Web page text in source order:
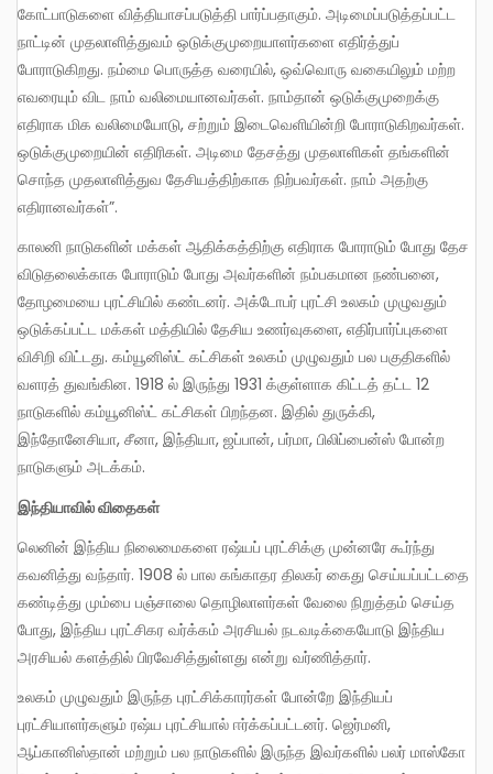
கோட்பாடுகளை வித்தியாசப்படுத்தி பார்ப்பதாகும். அடிமைப்படுத்தப்பட்ட
நாட்டின் முதலாளித்துவம் ஒடுக்குமுறையாளர்களை எதிர்த்துப்
போராடுகிறது. நம்மை பொருத்த வரையில், ஒவ்வொரு வகையிலும் மற்ற
எவரையும் விட நாம் வலிமையானவர்கள். நாம்தான் ஒடுக்குமுறைக்கு
எதிராக மிக வலிமையோடு, சற்றும் இடைவெளியின்றி போராடுகிறவர்கள்.
ஒடுக்குமுறையின் எதிரிகள். அடிமை தேசத்து முதலாளிகள் தங்களின்
சொந்த முதலாளித்துவ தேசியத்திற்காக நிற்பவர்கள். நாம் அதற்கு
எதிரானவர்கள்”.
காலனி நாடுகளின் மக்கள் ஆதிக்கத்திற்கு எதிராக போராடும் போது தேச
விடுதலைக்காக போராடும் போது அவர்களின் நம்பகமான நண்பனை,
தோழமையை புரட்சியில் கண்டனர். அக்டோபர் புரட்சி உலகம் முழுவதும்
ஒடுக்கப்பட்ட மக்கள் மத்தியில் தேசிய உணர்வுகளை, எதிர்பார்ப்புகளை
விசிறி விட்டது. கம்யூனிஸ்ட் கட்சிகள் உலகம் முழுவதும் பல பகுதிகளில்
வளரத் துவங்கின. 1918 ல் இருந்து 1931 க்குள்ளாக கிட்டத் தட்ட 12
நாடுகளில் கம்யூனிஸ்ட் கட்சிகள் பிறந்தன. இதில் துருக்கி,
இந்தோனேசியா, சீனா, இந்தியா, ஜப்பான், பர்மா, பிலிப்பைன்ஸ் போன்ற
நாடுகளும் அடக்கம்.
இந்தியாவில் விதைகள்
லெனின் இந்திய நிலைமைகளை ரஷ்யப் புரட்சிக்கு முன்னரே கூர்ந்து
கவனித்து வந்தார். 1908 ல் பால கங்காதர திலகர் கைது செய்யப்பட்டதை
கண்டித்து மும்பை பஞ்சாலை தொழிலாளர்கள் வேலை நிறுத்தம் செய்த
போது, இந்திய புரட்சிகர வர்க்கம் அரசியல் நடவடிக்கையோடு இந்திய
அரசியல் களத்தில் பிரவேசித்துள்ளது என்று வர்ணித்தார்.
உலகம் முழுவதும் இருந்த புரட்சிக்காரர்கள் போன்றே இந்தியப்
புரட்சியாளர்களும் ரஷ்ய புரட்சியால் ஈர்க்கப்பட்டனர். ஜெர்மனி,
ஆப்கானிஸ்தான் மற்றும் பல நாடுகளில் இருந்த இவர்களில் பலர் மாஸ்கோ